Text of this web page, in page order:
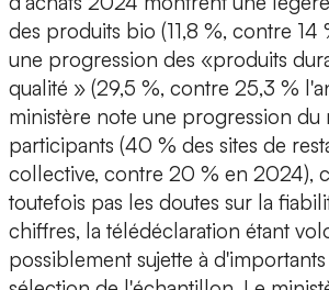
des produits bio (11,8 %, contre 14
une progression des «produits
qualité » (29,5 %, contre 25,3 %
ministère note une progression du
participants (40 % des sites de
collective, contre 20 % en 2024),
toutefois pas les doutes sur la
chiffres, la télédéclaration étant
possiblement sujette à